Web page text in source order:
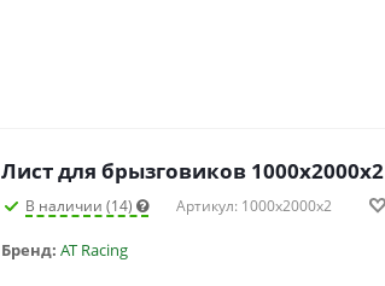
Лист для брызговиков 1000х2000х2
В наличии (14) Артикул: 1000х2000х2
Бренд: AT Racing